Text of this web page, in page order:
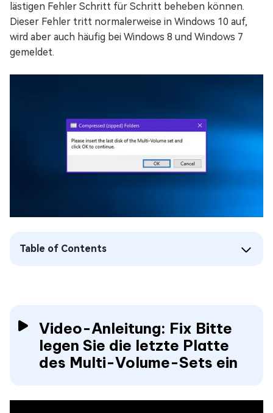
lästigen Fehler Schritt für Schritt beheben können.
Dieser Fehler tritt normalerweise in Windows 10 auf,
wird aber auch häufig bei Windows 8 und Windows 7
gemeldet.
Table of Contents
Video-Anleitung: Fix Bitte
legen Sie die letzte Platte
des Multi-Volume-Sets ein